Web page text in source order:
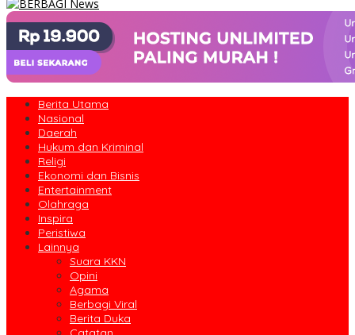
Berita Utama
Nasional
Daerah
Hukum dan Kriminal
Religi
Ekonomi dan Bisnis
Entertainment
Olahraga
Inspira
Peristiwa
Lainnya
Suara KKN
Opini
Agama
Berbagi Viral
Berita Duka